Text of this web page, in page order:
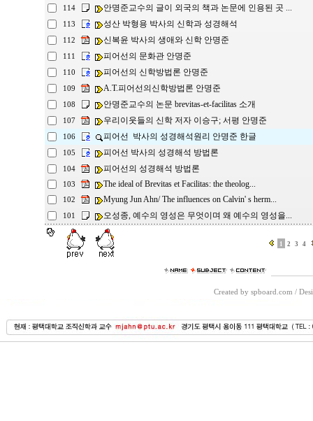
114 안명준교수의 글이 외국의 책과 논문에 인용된 곳 ...
113 성산 박형용 박사의 신학과 성경해석
112 신복윤 박사의 생애와 신학 안명준
111 피어선의 문화관 안명준
110 피어선의 신학방법론 안명준
109 A.T.피어선의신학방법론 안명준
108 안명준교수의 논문 brevitas-et-facilitas 소개
107 우리이웃들의 신학 저자 이승구; 서평 안명준
106 피어선 박사의 성경해석원리 안명준 한글
105 피어선 박사의 성경해석 방법론
104 피어선의 성경해석 방법론
103 The ideal of Brevitas et Facilitas: the theolog...
102 Myung Jun Ahn/ The influences on Calvin' s herm...
101 오성종, 예수의 영성은 무엇이며 왜 예수의 영성을...
1 2 3 4
Created by spboard.com /